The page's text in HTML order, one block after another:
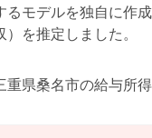
るモデルを独自に作
を推定しました。
県桑名市の給与所